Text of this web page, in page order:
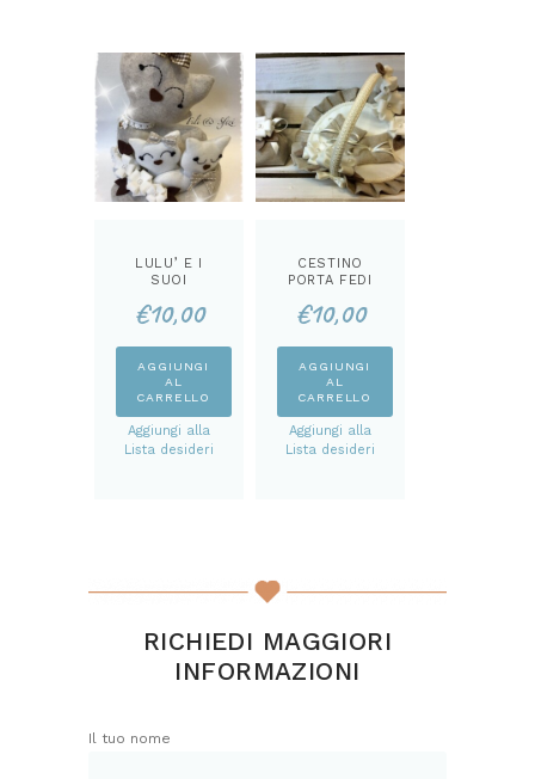
LULU’ E I
SUOI
CARTAMODEL
€10,00
AGGIUNGI
AL
CARRELLO
Aggiungi alla
Lista desideri
CESTINO
PORTA FEDI
LO
€10,00
AGGIUNGI
AL
CARRELLO
Aggiungi alla
Lista desideri
RICHIEDI MAGGIORI
INFORMAZIONI
Il tuo nome